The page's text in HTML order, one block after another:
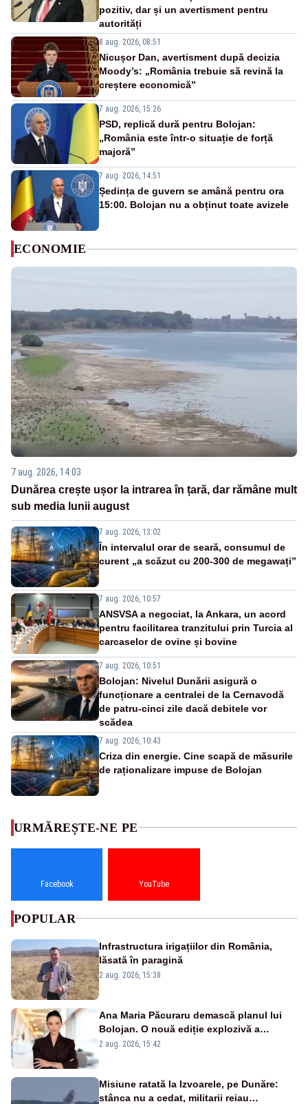
pozitiv, dar și un avertisment pentru
autorități
8 aug. 2026, 08:51
Nicușor Dan, avertisment după decizia
Moody’s: „România trebuie să revină la
creștere economică”
7 aug. 2026, 15:26
PSD, replică dură pentru Bolojan:
„România este într-o situație de forță
majoră”
7 aug. 2026, 14:51
Ședința de guvern se amână pentru ora
15:00. Bolojan nu a obținut toate avizele
ECONOMIE
7 aug. 2026, 14:03
Dunărea crește ușor la intrarea în țară, dar rămâne mult
sub media lunii august
7 aug. 2026, 13:02
În intervalul orar de seară, consumul de
curent „a scăzut cu 200-300 de megawați”
7 aug. 2026, 10:57
ANSVSA a negociat, la Ankara, un acord
pentru facilitarea tranzitului prin Turcia al
carcaselor de ovine și bovine
7 aug. 2026, 10:51
Bolojan: Nivelul Dunării asigură o
funcționare a centralei de la Cernavodă
de patru-cinci zile dacă debitele vor
scădea
7 aug. 2026, 10:43
Criza din energie. Cine scapă de măsurile
de raționalizare impuse de Bolojan
URMĂREȘTE-NE PE
Facebook YouTube
POPULAR
Infrastructura irigațiilor din România,
lăsată în paragină
2 aug. 2026, 15:38
Ana Maria Păcuraru demască planul lui
Bolojan. O nouă ediție explozivă a
emisiunii „Miza Zilei” la Realitatea PLUS
2 aug. 2026, 15:42
Misiune ratată la Izvoarele, pe Dunăre:
stânca nu a cedat, militarii reiau